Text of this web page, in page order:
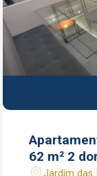
Apartamento Jardim das
62 m² 2
Jardim das